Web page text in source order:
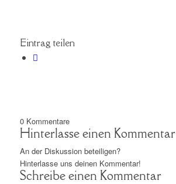
Eintrag teilen
0 Kommentare
Hinterlasse einen Kommentar
An der Diskussion beteiligen?
Hinterlasse uns deinen Kommentar!
Schreibe einen Kommentar